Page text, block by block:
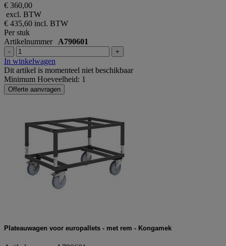
€ 360,00
excl. BTW
€ 435,60 incl. BTW
Per stuk
Artikelnummer A790601
- +
In winkelwagen
Dit artikel is momenteel niet beschikbaar
Minimum Hoeveelheid: 1
Offerte aanvragen
Plateauwagen voor europallets - met rem - Kongamek